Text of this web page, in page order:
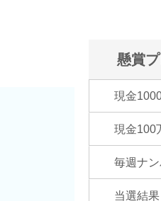
懸賞
現金
現金100
毎週ナ
当選結果